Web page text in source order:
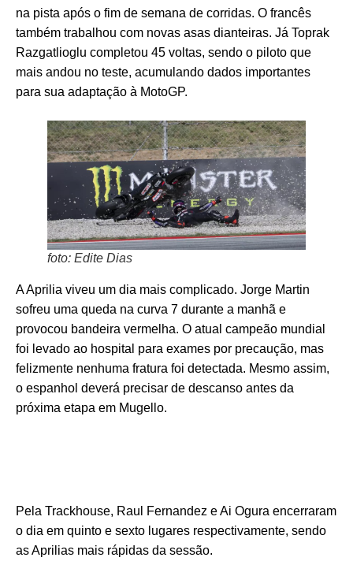
na pista após o fim de semana de corridas. O francês
também trabalhou com novas asas dianteiras. Já Toprak
Razgatlioglu completou 45 voltas, sendo o piloto que
mais andou no teste, acumulando dados importantes
para sua adaptação à MotoGP.
foto: Edite Dias
A Aprilia viveu um dia mais complicado. Jorge Martin
sofreu uma queda na curva 7 durante a manhã e
provocou bandeira vermelha. O atual campeão mundial
foi levado ao hospital para exames por precaução, mas
felizmente nenhuma fratura foi detectada. Mesmo assim,
o espanhol deverá precisar de descanso antes da
próxima etapa em Mugello.
Pela Trackhouse, Raul Fernandez e Ai Ogura encerraram
o dia em quinto e sexto lugares respectivamente, sendo
as Aprilias mais rápidas da sessão.